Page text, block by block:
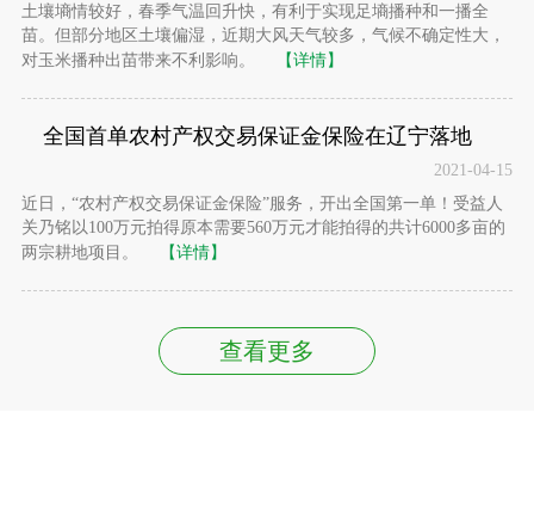
土壤墒情较好，春季气温回升快，有利于实现足墒播种和一播全
苗。但部分地区土壤偏湿，近期大风天气较多，气候不确定性大，
对玉米播种出苗带来不利影响。
【详情】
全国首单农村产权交易保证金保险在辽宁落地
2021-04-15
近日，“农村产权交易保证金保险”服务，开出全国第一单！受益人
关乃铭以100万元拍得原本需要560万元才能拍得的共计6000多亩的
两宗耕地项目。
【详情】
查看更多